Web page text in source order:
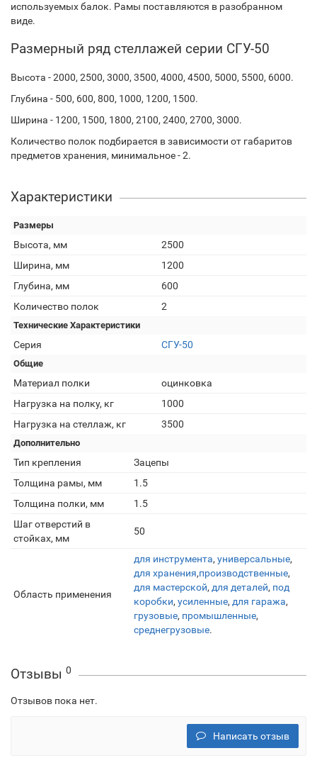
используемых балок. Рамы поставляются в разобранном
виде.
Размерный ряд стеллажей серии СГУ-50
Высота - 2000, 2500, 3000, 3500, 4000, 4500, 5000, 5500, 6000.
Глубина - 500, 600, 800, 1000, 1200, 1500.
Ширина - 1200, 1500, 1800, 2100, 2400, 2700, 3000.
Количество полок подбирается в зависимости от габаритов
предметов хранения, минимальное - 2.
Характеристики
Размеры
Высота, мм
2500
Ширина, мм
1200
Глубина, мм
600
Количество полок
2
Технические Характеристики
Серия СГУ-50
Общие
Материал полки
оцинковка
Нагрузка на полку, кг
1000
Нагрузка на стеллаж, кг
3500
Дополнительно
Тип крепления
Зацепы
Толщина рамы, мм
1.5
Толщина полки, мм
1.5
Шаг отверстий в
стойках, мм
50
Область применения
для инструмента, универсальные,
для хранения,производственные,
для мастерской, для деталей, под
коробки, усиленные, для гаража,
грузовые, промышленные,
среднегрузовые.
Отзывы 0
Отзывов пока нет.
Написать отзыв